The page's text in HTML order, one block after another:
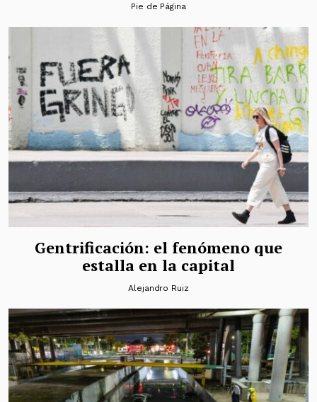
Pie de Página
Gentrificación: el fenómeno que
estalla en la capital
Alejandro Ruiz